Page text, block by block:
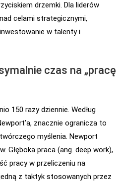
drzemki. Dla liderów
celami strategicznymi,
w talenty i
czas na „pracę
150 razy dziennie. Według
znacznie ogranicza to
myślenia. Newport
Głęboka praca (ang. deep work),
pracy w przeliczeniu na
z taktyk stosowanych przez